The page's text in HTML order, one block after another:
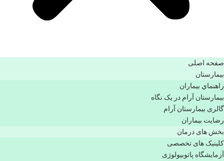
صفحه اصلی
بيمارستان
راهنماي بیماران
بیمارستان آرام در یک نگاه
گالری بیمارستان آرام
رضایت بیماران
بخش های درمان
کلینیک های تخصصی
آزمایشگاه پاتوبیولوژی